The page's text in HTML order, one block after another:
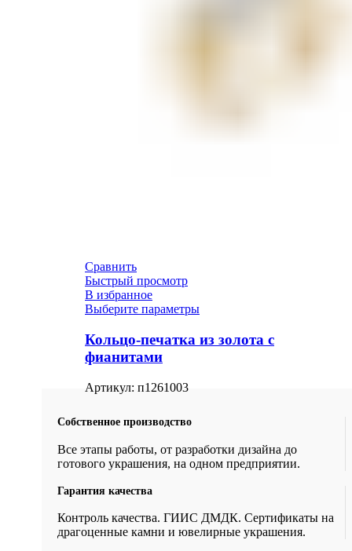
Сравнить
Быстрый просмотр
В избранное
Выберите параметры
Кольцо-печатка из золота с
фианитами
Артикул: п1261003
Собственное производство
Все этапы работы, от разработки дизайна до
готового украшения, на одном предприятии.
Гарантия качества
Контроль качества. ГИИС ДМДК. Сертификаты на
драгоценные камни и ювелирные украшения.